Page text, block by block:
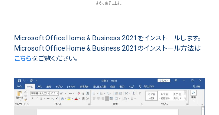
Microsoft Office Home & Business 2021をインストールします。
Microsoft Office Home & Business 2021のインストール方法は
こちらをご覧ください。